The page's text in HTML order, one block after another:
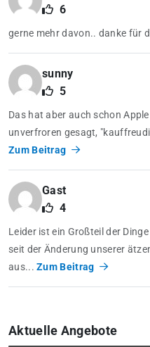
6
gerne mehr davon.. danke für
sunny
5
Das hat aber auch schon
unverfroren gesagt,
Zum Beitrag
Gast
4
Leider ist ein Großteil der
seit der Änderung unserer
aus...Zum Beitrag
Aktuelle Angebote